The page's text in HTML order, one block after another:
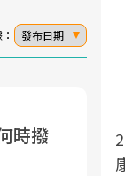
： 發布日期
時撥
在快速邁
國家政策